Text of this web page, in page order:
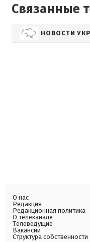
Связанные
НОВОСТИ
О нас
Редакция
Редакционная политика
О телеканале
Телеведущие
Вакансии
Структура собственности